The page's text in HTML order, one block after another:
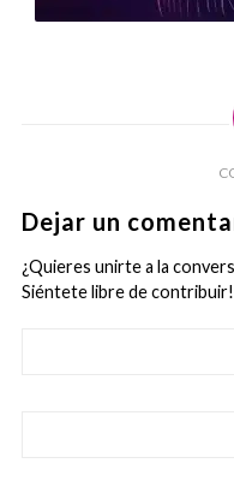
Dejar un
¿Quieres unirte a la
Siéntete libre de contribuir!